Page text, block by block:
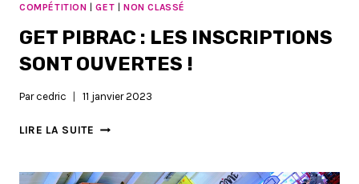
COMPÉTITION |GET NON CLASSÉ
GET PIBRAC : LES INSCRIPTIONS
SONT OUVERTES !
Par cedric 11 janvier 2023
LIRE LA SUITE GET
LES